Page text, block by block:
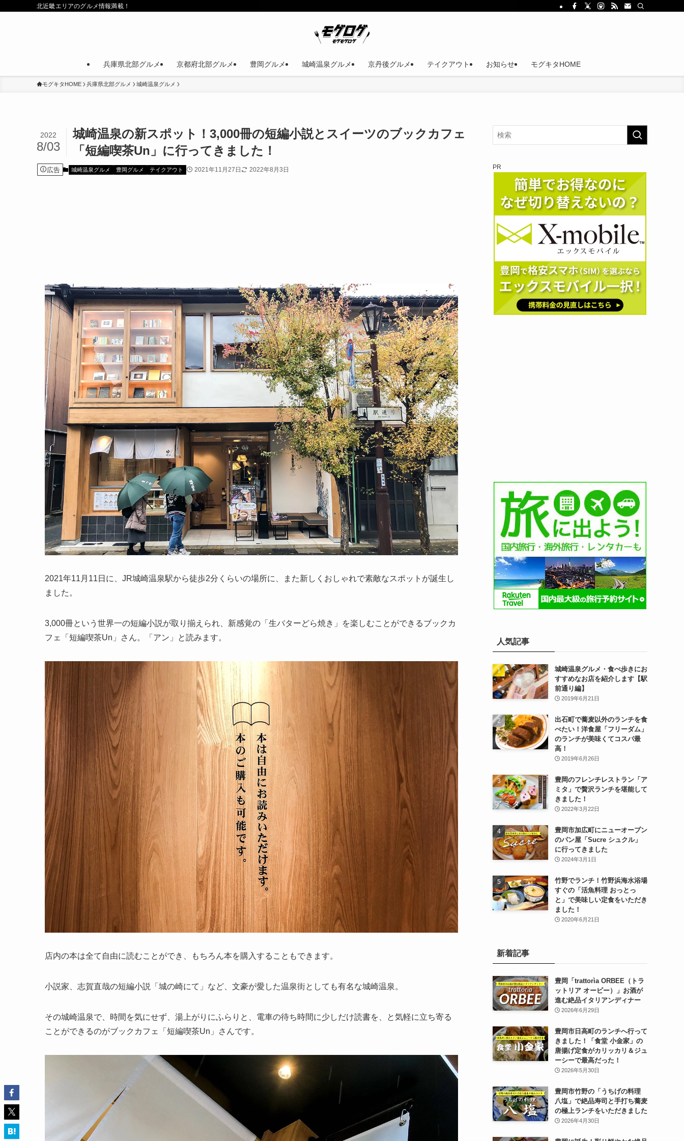
北近畿エリアのグルメ情報満載！
兵庫県北部グルメ 京都府北部グルメ 豊岡グルメ 城崎温泉グルメ 京丹後グルメ テイクアウト お知らせ モグキタHOME
モグキタHOME 兵庫県北部グルメ 城崎温泉グルメ
城崎温泉の新スポット！3,000冊の短編小説とスイーツのブックカフェ
「短編喫茶Un」に行ってきました！
2022
8/03
広告 城崎温泉グルメ 豊岡グルメ テイクアウト 2021年11月27日 2022年8月3日
2021年11月11日に、JR城崎温泉駅から徒歩2分くらいの場所に、また新しくおしゃれで素敵なスポットが誕生し
ました。
3,000冊という世界一の短編小説が取り揃えられ、新感覚の「生バターどら焼き」を楽しむことができるブックカ
フェ「短編喫茶Un」さん。「アン」と読みます。
店内の本は全て自由に読むことができ、もちろん本を購入することもできます。
小説家、志賀直哉の短編小説「城の崎にて」など、文豪が愛した温泉街としても有名な城崎温泉。
その城崎温泉で、時間を気にせず、湯上がりにふらりと、電車の待ち時間に少しだけ読書を、と気軽に立ち寄る
ことができるのがブックカフェ「短編喫茶Un」さんです。
PR
人気記事
城崎温泉グルメ・食べ歩きにお
すすめなお店を紹介します【駅
前通り編】
2019年6月21日
出石町で蕎麦以外のランチを食
べたい！洋食屋「フリーダム」
のランチが美味くてコスパ最
高！
2019年6月26日
豊岡のフレンチレストラン「ア
ミタ」で贅沢ランチを堪能して
きました！
2022年3月22日
豊岡市加広町にニューオープン
のパン屋「Sucre シュクル」
に行ってきました
2024年3月1日
竹野でランチ！竹野浜海水浴場
すぐの「活魚料理 おっとっ
と」で美味しい定食をいただき
ました！
2020年6月21日
新着記事
豊岡「trattorìa ORBEE（トラ
ットリア オービー）」お酒が
進む絶品イタリアンディナー
2026年6月29日
豊岡市日高町のランチへ行って
きました！「食堂 小金家」の
唐揚げ定食がカリッカリ＆ジュ
ーシーで最高だった！
2026年5月30日
豊岡市竹野の「うちげの料理
八塩」で絶品寿司と手打ち蕎麦
の極上ランチをいただきました
2026年4月30日